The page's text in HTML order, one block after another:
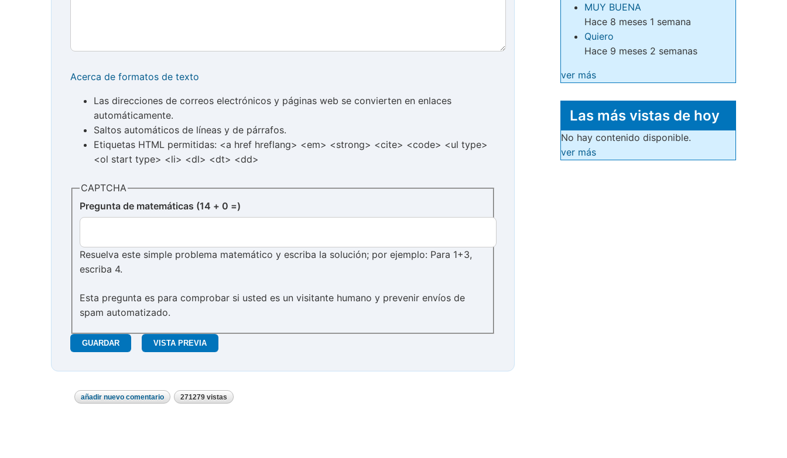
Acerca de formatos de texto
Las direcciones de correos electrónicos y páginas web se convierten en enlaces
automáticamente.
Saltos automáticos de líneas y de párrafos.
Etiquetas HTML permitidas: <a href hreflang> <em> <strong> <cite> <code> <ul type>
<ol start type> <li> <dl> <dt> <dd>
CAPTCHA
Pregunta de matemáticas (14 + 0 =)
Resuelva este simple problema matemático y escriba la solución; por ejemplo: Para 1+3,
escriba 4.
Esta pregunta es para comprobar si usted es un visitante humano y prevenir envíos de
spam automatizado.
añadir nuevo comentario 271279 vistas
MUY BUENA
Hace 8 meses 1 semana
Quiero
Hace 9 meses 2 semanas
ver más
Las más vistas de hoy
No hay contenido disponible.
ver más